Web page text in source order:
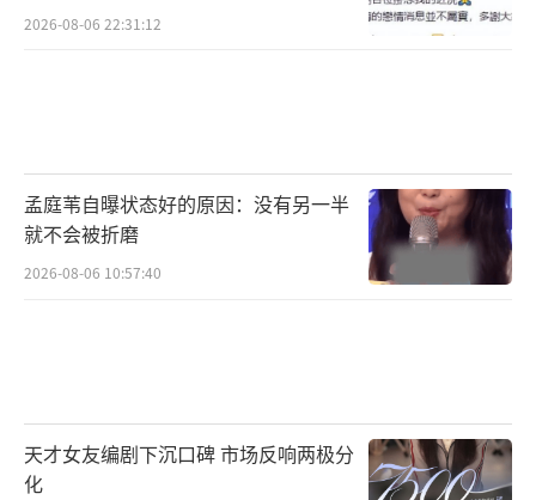
2026-08-06 22:31:12
孟庭苇自曝状态好的原因：没有另一半
就不会被折磨
2026-08-06 10:57:40
天才女友编剧下沉口碑 市场反响两极分
化